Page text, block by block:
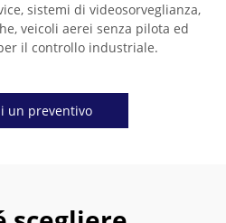
sistemi di videosorveglianza,
veicoli aerei senza pilota ed
il controllo industriale.
un preventivo